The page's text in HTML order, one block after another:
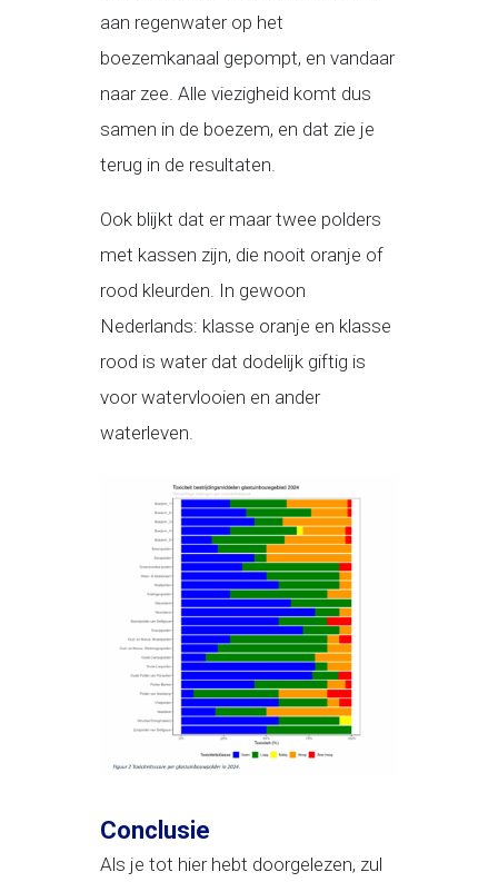
aan regenwater op het
boezemkanaal gepompt, en vandaar
naar zee. Alle viezigheid komt dus
samen in de boezem, en dat zie je
terug in de resultaten.
Ook blijkt dat er maar twee polders
met kassen zijn, die nooit oranje of
rood kleurden. In gewoon
Nederlands: klasse oranje en klasse
rood is water dat dodelijk giftig is
voor watervlooien en ander
waterleven.
Conclusie
Als je tot hier hebt doorgelezen, zul